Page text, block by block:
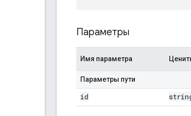
Параметры
Имя параметра
Параметры пути
id